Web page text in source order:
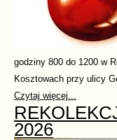
godziny 800 do 1200 w
Kosztowach przy ulicy
Czytaj więcej...
2026